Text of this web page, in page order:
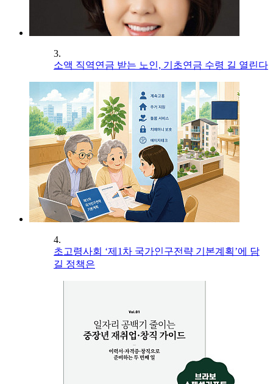
3.
소액 직역연금 받는 노인, 기초연금 수령 길 열린다
4.
초고령사회 ‘제1차 국가인구전략 기본계획’에 담
길 정책은